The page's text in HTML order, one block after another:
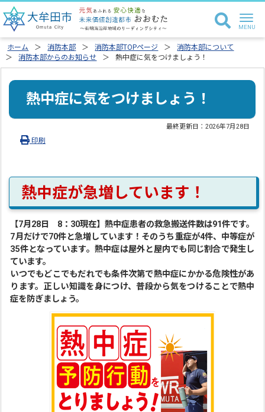
ホーム 消防本部 消防本部TOPページ
消防本部について
消防本部からのお知らせ
熱中症に気をつけましょう！
熱中症に気をつけましょう！
最終更新日：2026年7月28日
印刷
熱中症が急増しています！
【7月28日 8：30現在】熱中症患者の救急搬送件数は91件です。
7月だけで70件と急増しています！そのうち重症が4件、中等症が
35件となっています。熱中症は屋外と屋内でも同じ割合で発生し
ています。
いつでもどこでもだれでも条件次第で熱中症にかかる危険性があ
ります。正しい知識を身につけ、普段から気をつけることで熱中
症を防ぎましょう。